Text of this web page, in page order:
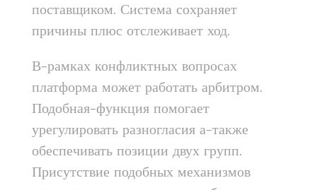
поставщиком. Система сохраняет
причины плюс отслеживает ход.
В-рамках конфликтных вопросах
платформа может работать арбитром.
Подобная-функция помогает
урегулировать разногласия а-также
обеспечивать позиции двух групп.
Присутствие подобных механизмов